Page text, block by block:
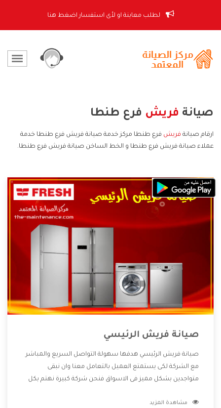
لطلب معاينة او لأى استفسار اضغط هنا
صيانة فريش فرع طنطا
ارقام صيانة فريش فرع طنطا مركز خدمة صيانة فريش فرع طنطا خدمة
عملاء صيانة فريش فرع طنطا و الخط الساخن صيانة فريش فرع طنطا.
صيانة فريش الرئيسي
صيانة فريش الرئيسي هدفها سهولة التواصل السريع والمباشر
مع الشركة لكى يستمتع العميل بالتعامل معنا وان نبقى
متواجدين بشكل مميز فى الاسواق فنحن شركة كبيرة نهتم بكل
الشركة بها والتى تكون منها خدمة الصيانة التى تكون من أهم
مشاهدة المزيد